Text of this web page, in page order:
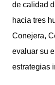
de calidad
hacia tres
Conejera,
evaluar su
estrategias